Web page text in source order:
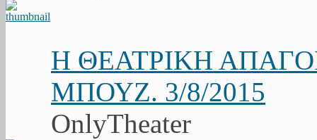
Η ΘΕΑΤΡΙΚΗ
ΜΠΟΥΖ. 3/8/2015
OnlyTheater